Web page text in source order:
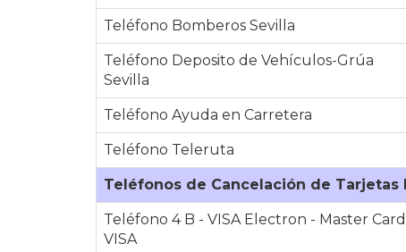
Teléfono Bomberos Sevilla
Teléfono Deposito de Vehículos-Grúa
Sevilla
Teléfono Ayuda en Carretera
Teléfono Teleruta
Teléfonos de Cancelación de Tarjetas
Teléfono 4 B - VISA Electron - Master
VISA